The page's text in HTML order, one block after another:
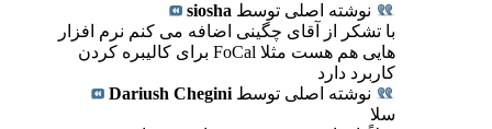
نوشته اصلی توسط siosha
با تشکر از آقای چگینی اضافه می کنم نرم افزار
هایی هم هست مثلا FoCal برای کالیبره کردن
کاربرد دارد
نوشته اصلی توسط Dariush Chegini
سلا